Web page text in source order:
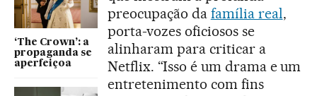
‘The Crown’: a
propaganda se
aperfeiçoa
preocupação da família real,
porta-vozes oficiosos se
alinharam para criticar a
Netflix. “Isso é um drama e um
entretenimento com fins